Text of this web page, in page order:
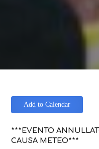
Add to Calendar
***EVENTO
CAUSA METEO***